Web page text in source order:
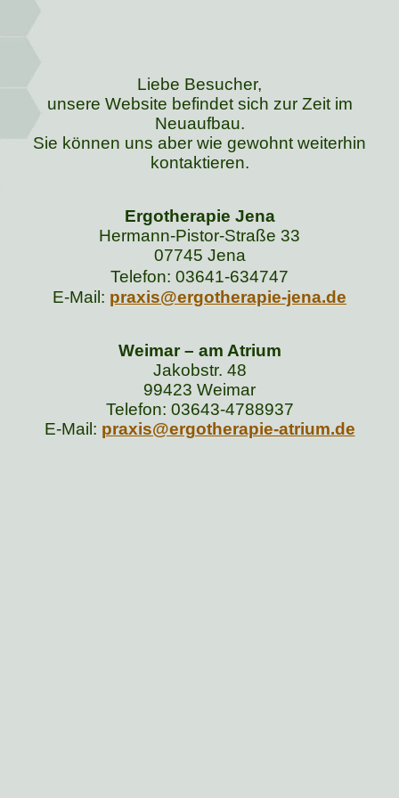
Liebe Besucher,
unsere Website befindet sich zur Zeit im
Neuaufbau.
Sie können uns aber wie gewohnt weiterhin
kontaktieren.
Ergotherapie Jena
Hermann-Pistor-Straße 33
07745 Jena
Telefon: 03641-634747
E-Mail: praxis@ergotherapie-jena.de
Weimar – am Atrium
Jakobstr. 48
99423 Weimar
Telefon: 03643-4788937
E-Mail: praxis@ergotherapie-atrium.de